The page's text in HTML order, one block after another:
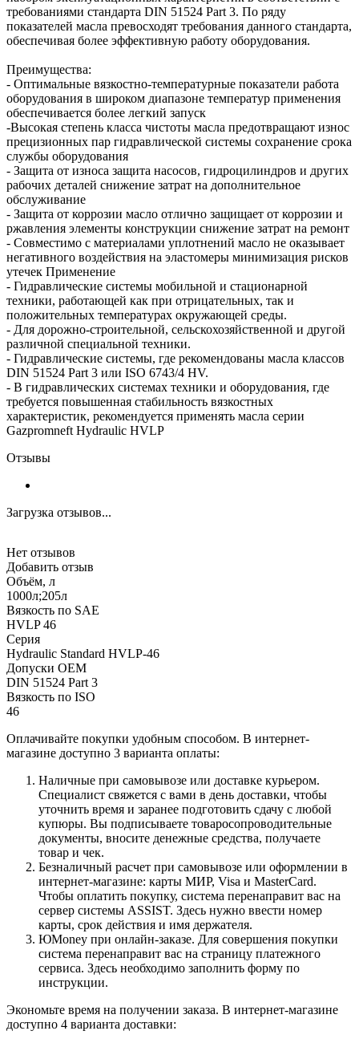
требованиями стандарта DIN 51524 Part 3. По ряду
показателей масла превосходят требования данного стандарта,
обеспечивая более эффективную работу оборудования.
Преимущества:
- Оптимальные вязкостно-температурные показатели работа
оборудования в широком диапазоне температур применения
обеспечивается более легкий запуск
-Высокая степень класса чистоты масла предотвращают износ
прецизионных пар гидравлической системы сохранение срока
службы оборудования
- Защита от износа защита насосов, гидроцилиндров и других
рабочих деталей снижение затрат на дополнительное
обслуживание
- Защита от коррозии масло отлично защищает от коррозии и
ржавления элементы конструкции снижение затрат на ремонт
- Совместимо с материалами уплотнений масло не оказывает
негативного воздействия на эластомеры минимизация рисков
утечек Применение
- Гидравлические системы мобильной и стационарной
техники, работающей как при отрицательных, так и
положительных температурах окружающей среды.
- Для дорожно-строительной, сельскохозяйственной и другой
различной специальной техники.
- Гидравлические системы, где рекомендованы масла классов
DIN 51524 Part 3 или ISO 6743/4 HV.
- В гидравлических системах техники и оборудования, где
требуется повышенная стабильность вязкостных
характеристик, рекомендуется применять масла серии
Gazpromneft Hydraulic HVLP
Отзывы
Загрузка отзывов...
Нет отзывов
Добавить отзыв
Объём, л
1000л;205л
Вязкость по SAE
HVLP 46
Серия
Hydraulic Standard HVLP-46
Допуски OEM
DIN 51524 Part 3
Вязкость по ISO
46
Оплачивайте покупки удобным способом. В интернет-
магазине доступно 3 варианта оплаты:
Наличные при самовывозе или доставке курьером.
Специалист свяжется с вами в день доставки, чтобы
уточнить время и заранее подготовить сдачу с любой
купюры. Вы подписываете товаросопроводительные
документы, вносите денежные средства, получаете
товар и чек.
Безналичный расчет при самовывозе или оформлении в
интернет-магазине: карты МИР, Visa и MasterCard.
Чтобы оплатить покупку, система перенаправит вас на
сервер системы ASSIST. Здесь нужно ввести номер
карты, срок действия и имя держателя.
ЮMoney при онлайн-заказе. Для совершения покупки
система перенаправит вас на страницу платежного
сервиса. Здесь необходимо заполнить форму по
инструкции.
Экономьте время на получении заказа. В интернет-магазине
доступно 4 варианта доставки: